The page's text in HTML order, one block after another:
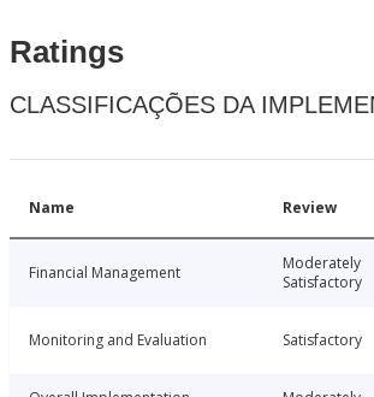
Ratings
CLASSIFICAÇÕES DA
Name Review
Financial Management
Moderately
Satisfactory
Monitoring and Evaluation Satisfactory